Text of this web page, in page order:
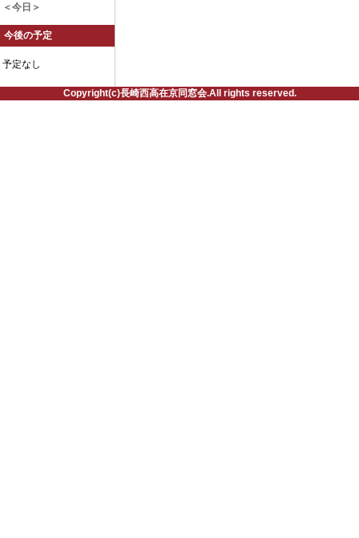
＜今日＞
今後の予定
予定なし
Copyright(c)長崎西高在京同窓会.All rights reserved.